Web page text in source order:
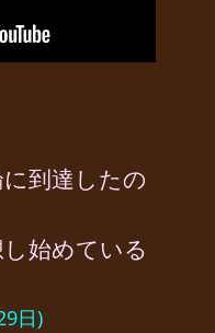
到達したの
始めている
日)